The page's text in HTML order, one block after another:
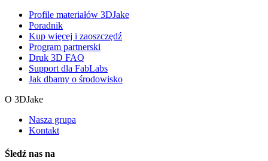
Profile materiałów 3DJake
Poradnik
Kup więcej i zaoszczędź
Program partnerski
Druk 3D FAQ
Support dla FabLabs
Jak dbamy o środowisko
O 3DJake
Nasza grupa
Kontakt
Śledź nas na